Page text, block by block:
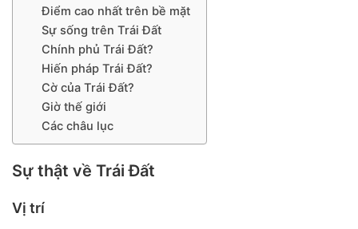
Điểm cao nhất trên bề mặt
Sự sống trên Trái Đất
Chính phủ Trái Đất?
Hiến pháp Trái Đất?
Cờ của Trái Đất?
Giờ thế giới
Các châu lục
Sự thật về Trái Đất
Vị trí